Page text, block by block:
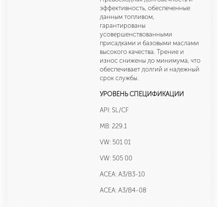
эффективность, обеспеченные
данным топливом,
гарантированы
усовершенствованными
присадками и базовыми маслами
высокого качества. Трение и
износ снижены до минимума, что
обеспечивает долгий и надежный
срок службы.
УРОВЕНЬ СПЕЦИФИКАЦИИ
API: SL/CF
MB: 229.1
VW: 501 01
VW: 505 00
ACEA: A3/B3-10
ACEA: A3/B4-08